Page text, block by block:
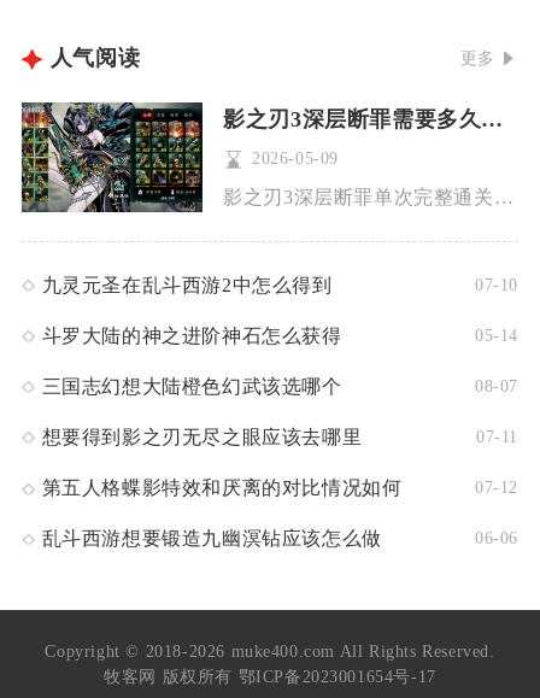
人气阅读 更多
影之刃3深层断罪需要多久可以通关
2026-05-09
影之刃3深层断罪单次完整通关通常在3-5分钟，熟练高练度玩家...
九灵元圣在乱斗西游2中怎么得到 07-10
斗罗大陆的神之进阶神石怎么获得 05-14
三国志幻想大陆橙色幻武该选哪个 08-07
想要得到影之刃无尽之眼应该去哪里 07-11
第五人格蝶影特效和厌离的对比情况如何 07-12
乱斗西游想要锻造九幽溟钻应该怎么做 06-06
Copyright © 2018-2026 muke400.com All Rights Reserved.
牧客网 版权所有 鄂ICP备2023001654号-17